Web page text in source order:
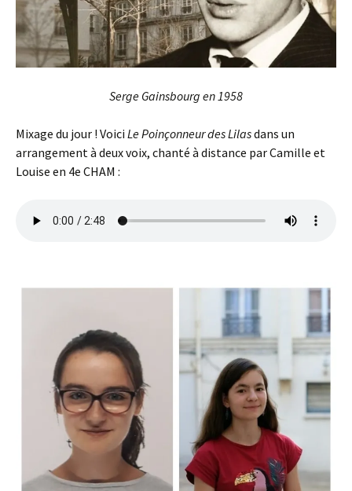
Serge Gainsbourg en 1958
Mixage du jour ! Voici Le Poinçonneur des Lilasdans un
arrangement à deux voix, chanté à distance par Camille et
Louise en 4e CHAM :